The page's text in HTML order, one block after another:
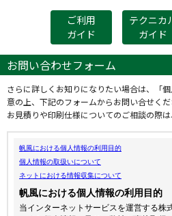
ご利用
ガイド
テクニカ
ガイド
お問い合わせフォーム
さらに詳しくお知りになりたい場合は、「
意の上、下記のフォームからお問い合せくだ
お見積りや印刷仕様についてのご相談の際は